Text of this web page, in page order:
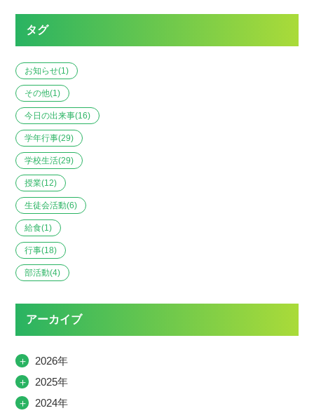
タグ
お知らせ(1)
その他(1)
今日の出来事(16)
学年行事(29)
学校生活(29)
授業(12)
生徒会活動(6)
給食(1)
行事(18)
部活動(4)
アーカイブ
＋
2026年
＋
2025年
＋
2024年